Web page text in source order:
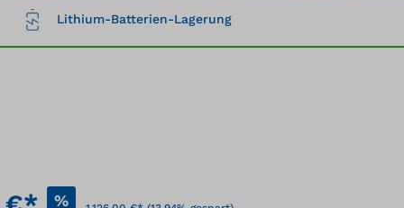
Lithium-Batterien-Lagerung
%